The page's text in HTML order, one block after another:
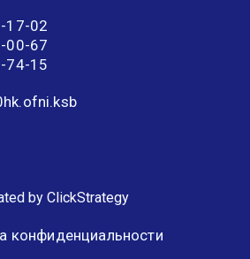
17-02
00-67
74-15
by ClickStrategy
конфиденциальности